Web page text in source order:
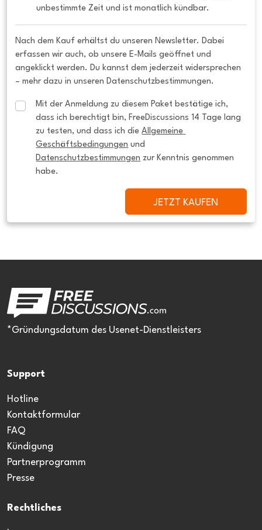
unbestimmte Zeit und ist monatlich kündbar.
Nach dem Kauf erhältst du unseren Newsletter. Dabei
erfassen wir auch, ob unsere E-Mails geöffnet und
angeklickt werden. Du kannst dem jederzeit widersprechen
– mehr dazu in unseren Datenschutzbestimmungen.
Mit der Anmeldung zu diesem Paket bestätige ich,
dass ich berechtigt bin, FreeDiscussions 14 Tage lang
zu testen, und dass ich die Allgemeine
Geschäftsbedingungen
Datenschutzbestimmungen zur Kenntnis genommen
habe.
JETZT KAUFEN
*Gründungsdatum des Usenet-Dienstleisters
Support
Hotline
Kontaktformular
FAQ
Kündigung
Partnerprogramm
Presse
Rechtliches